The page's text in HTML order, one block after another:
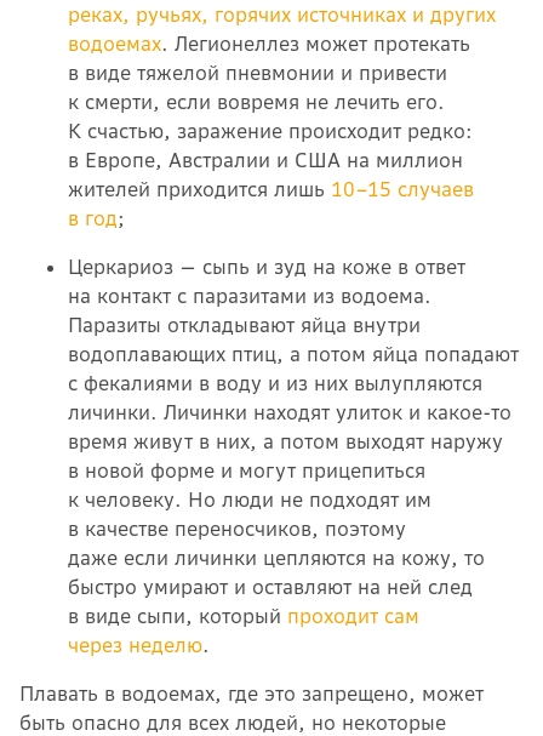
реках, ручьях, горячих источниках и других
водоемах. Легионеллез может протекать
в виде тяжелой пневмонии и привести
к смерти, если вовремя не лечить его.
К счастью, заражение происходит редко:
в Европе, Австралии и США на миллион
жителей приходится лишь 10–15 случаев
в год;
Церкариоз — сыпь и зуд на коже в ответ
на контакт с паразитами из водоема.
Паразиты откладывают яйца внутри
водоплавающих птиц, а потом яйца попадают
с фекалиями в воду и из них вылупляются
личинки. Личинки находят улиток и какое-то
время живут в них, а потом выходят наружу
в новой форме и могут прицепиться
к человеку. Но люди не подходят им
в качестве переносчиков, поэтому
даже если личинки цепляются на кожу, то
быстро умирают и оставляют на ней след
в виде сыпи, который проходит сам
через неделю.
Плавать в водоемах, где это запрещено, может
быть опасно для всех людей, но некоторые